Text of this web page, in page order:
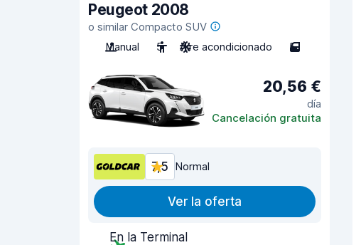
Peugeot 2008
o similar Compacto SUV
Manual
5 Aire acondicionado 5
20,56 €
día
Cancelación gratuita
7,5 Normal
Ver la oferta
En la Terminal